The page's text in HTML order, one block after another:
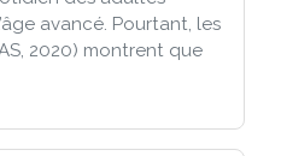
avancé. Pourtant, les
2020) montrent que